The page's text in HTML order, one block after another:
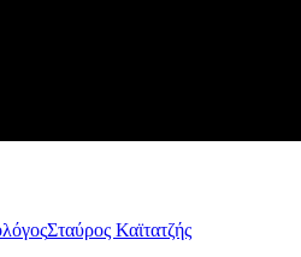
Σταύρος Καϊτατζής